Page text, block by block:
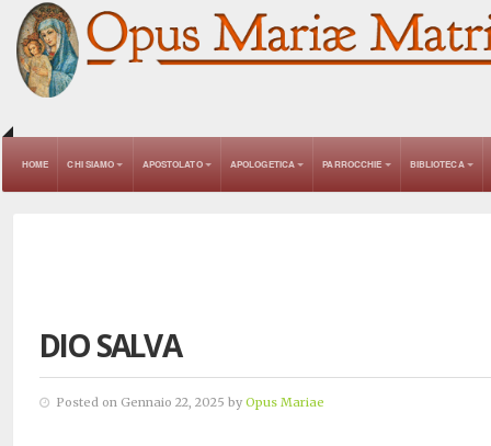
HOME CHI SIAMO APOSTOLATO APOLOGETICA PARROCCHIE BIBLIOTECA
DIO SALVA
Posted on Gennaio 22, 2025 by Opus Mariae